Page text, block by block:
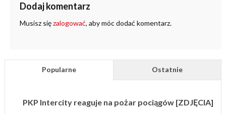
Dodaj komentarz
Musisz sięzalogować, aby móc dodać komentarz.
Popularne Ostatnie
PKP Intercity reaguje na pożar pociągów [ZDJĘCIA]